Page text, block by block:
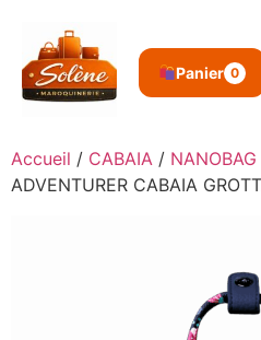
Panier 0
Accueil / CABAIA /
ADVENTURER CABAIA